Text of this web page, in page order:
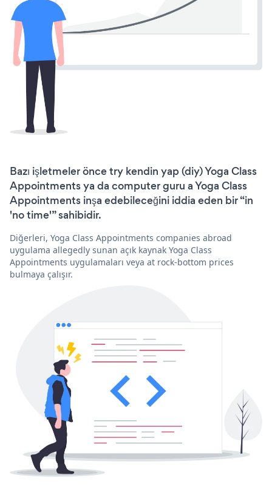
Bazı işletmeler önce try kendin yap (diy) Yoga Class
Appointments ya da computer guru a Yoga Class
Appointments inşa edebileceğini iddia eden bir “in
'no time'” sahibidir.
Diğerleri, Yoga Class Appointments companies abroad
uygulama allegedly sunan açık kaynak Yoga Class
Appointments uygulamaları veya at rock-bottom prices
bulmaya çalışır.